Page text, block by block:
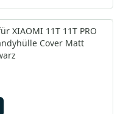
XIAOMI 11T 11T PRO
Cover Matt